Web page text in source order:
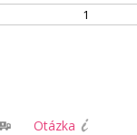
1
Otázka